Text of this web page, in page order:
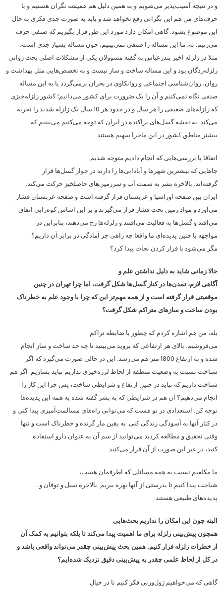
و در نتیجه آسیب‌پذیر می‌شویم و به همین دلیل هم همیشه نگران هستیم و با
حرف‌های من هم این نگرانی رفع نخواهد شد و باید به صورت جدی فکری به حال
این موضوع بشود. گاهی امکان دارد مورد این ظن قرار بگیریم که صنفی حرف
می‌زنیم. نه، ما این مساله را صنفی نمی‌بینیم، چون مساله بسیار جدی است،
مثلا در زلزله اخیر بندرعباس به گفته مسوولان یکی از مشکلات اصلی بحث روانی
زلزله‌زدگان بود و این مساله ساخت و ساز نیست و به تخصص‌هایی مثل بهداشت و
روان، روان‌شناسی اجتماعی و روانکاوی در بحران برمی‌گردد یا به این مساله
صنفی نگاه نمی‌‌کنیم و آن را یک ضرورت برای کشور می‌دانیم؛ کشور زلزله‌خیزی
که زلزله‌های ضعیفی را هر سال و در حدود هر 10 سال یک زلزله شدید را تجربه
می‌کند. به نقشه گسل‌های پراکنده در ایران که توجه می‌کنیم می‌بینیم که
بیشتر مناطق کشور در این ماجرا سهیم هستند.
اتفاقا با بررسی‌هایی که انجام دادیم متوجه شدیم
جاهایی که بیشترین شهرها و آبادانی‌ها را دارند در جوار گسل‌ها قرار
گرفته‌اند. بالاخره بشر به سمت آب‌ و سرزمین‌های حاصلخیز حرکت می‌کند.
ایران بین صفحه اوراسیا و عربستان قرار گرفته است و صفحه عربستان فشار
می‌آورد و مواد زمین تحت فشار قرار می‌گیرند و بر این اساس کوه‌زایی اتفاق
می‌افتد و گسل‌ها به فعالیت می‌افتند و زلزله‌ها رخ می‌دهند، بنابراین در
مواجهه با چنین پدیده‌ای ما واقعا چه راهی جز آمادگی در برابر آن داریم؟
مگر می‌شود با فرار کردن نجات پیدا کرد؟
حالا زمانی شاید به دلیل نداشتن علم و
آگاهی لازم، تمدن‌ها در کنار گسل‌ها شکل گرفت، اما چرا تهران در چنین
موقعیتی قرار گرفته است و از همه مهم‌تر این که چرا با وجود علم به خطرناک
بودن ساخت و سازهای متراکم شکل گرفت؟
بله، من هم اشاره کردم که چطور با ضابطه تراکم
می‌فروشیم. بالای هر ارتفاعی که بروید می‌بینید تا چه حد ساخت و ساز انجام
شده و به ارتفاع 1800 متر هم می‌رسد. این در حالی صورت می‌گیرد که اگر
شناخت نسبت به وضعیت منطقه از لحاظ لرزه‌خیزی نداریم نباید بسازیم. اگر هم
شناخت داریم که نباید در چنین ارتفاع و شرایطی ساخت، پس چرا این کار را
انجام می‌دهیم؟ آن هم در شرایطی که به بشر گفته شده به همه این پدیده‌ها
توجه کن. استعدادی در تو هست که می‌‌توانی راه‌های مسالمت‌آمیزی پیدا کنی و
در کنار آنها به آسودگی زندگی کنی. به یقین مار گزنده و خطرناک است و تنها
وقتی تحقیق و مطالعه کردید می‌توانید از سم آن به عنوان دارو استفاده
کنید، در غیر این صورت از آن فرار می‌کنید.
ما مکلفیم نسبت به همه مسائلی که اطرفمان هست،
شناخت پیدا کنیم تا بدرستی از آنها بهره ببریم. بالاخره سیل و توفان و…
پدیده‌های طبیعی هستند.
البته چون این امکان را نداریم بحث‌هایی
همچون پیش‌بینی زلزله برای ما اهمیت پیدا می‌کند تا بلکه بتوانیم به کمک آن
از خطرات زلزله فرار کنیم. همین بحث پیش‌بینی چقدر می‌تواند واقعی باشد و
در کل از لحاظ علمی چقدر به پیش‌بینی دقیق نزدیک شده‌ایم؟
گاهی که می‌خواهیم ژول‌ورنی فکر کنیم تا در خیال